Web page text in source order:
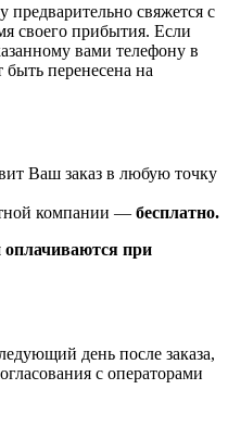
свяжется с
своего прибытия. Если
вами телефону в
быть перенесена на
Ваш заказ в любую точку
компании — бесплатно.
оплачиваются при
день после заказа,
с операторами